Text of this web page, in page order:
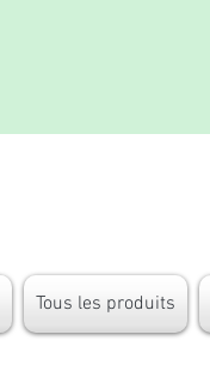
Tous les produits